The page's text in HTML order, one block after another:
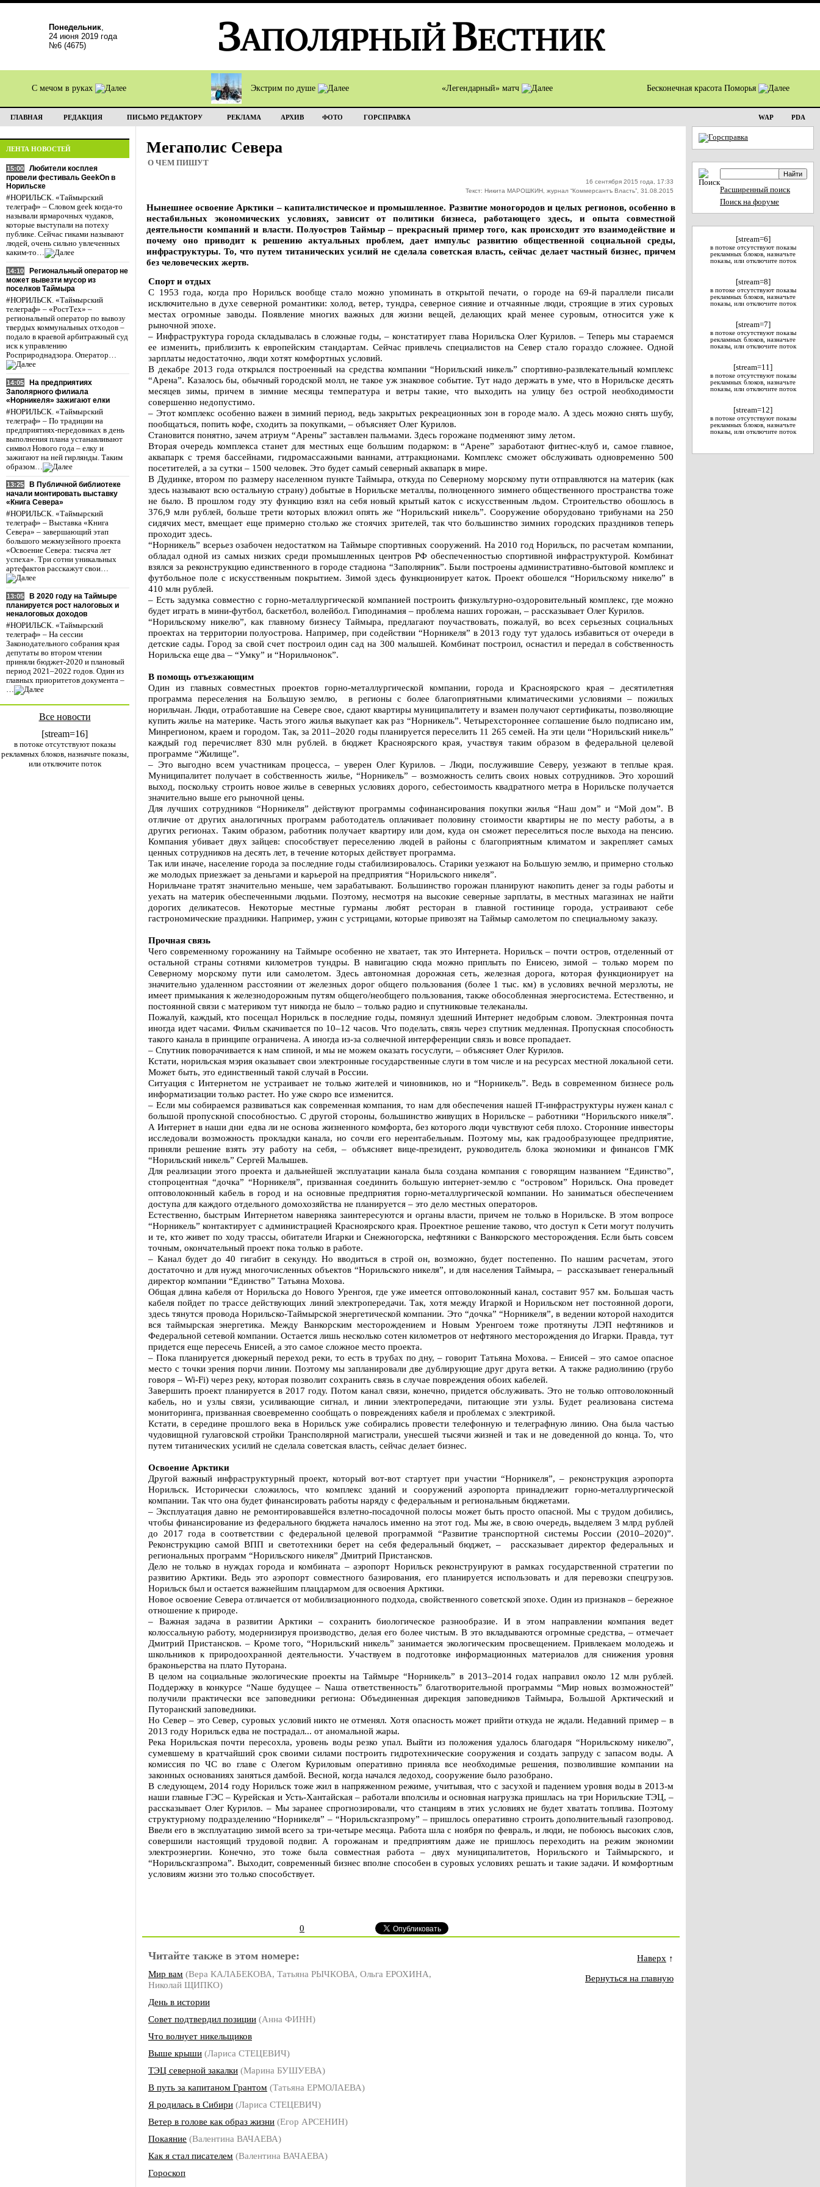
Понедельник,
24 июня 2019 года
№6 (4675)
С мечом в руках Экстрим по душе «Легендарный» матч Бесконечная красота Поморья
ГЛАВНАЯ РЕДАКЦИЯ ПИСЬМО РЕДАКТОРУ РЕКЛАМА АРХИВ ФОТО ГОРСПРАВКА WAP PDA
ЛЕНТА НОВОСТЕЙ
15:00
Любители косплея
провели фестиваль GeekOn в
Норильске
#НОРИЛЬСК. «Таймырский
телеграф» – Словом geek когда-то
называли ярмарочных чудаков,
которые выступали на потеху
публике. Сейчас гиками называют
людей, очень сильно увлеченных
каким-то…
14:10
Региональный оператор не
может вывезти мусор из
поселков Таймыра
#НОРИЛЬСК. «Таймырский
телеграф» – «РостТех» –
региональный оператор по вывозу
твердых коммунальных отходов –
подало в краевой арбитражный суд
иск к управлению
Росприроднадзора. Оператор…
14:05
На предприятиях
Заполярного филиала
«Норникеля» зажигают елки
#НОРИЛЬСК. «Таймырский
телеграф» – По традиции на
предприятиях-передовиках в день
выполнения плана устанавливают
символ Нового года – елку и
зажигают на ней гирлянды. Таким
образом…
13:25
В Публичной библиотеке
начали монтировать выставку
«Книга Севера»
#НОРИЛЬСК. «Таймырский
телеграф» – Выставка «Книга
Севера» – завершающий этап
большого межмузейного проекта
«Освоение Севера: тысяча лет
успеха». Три сотни уникальных
артефактов расскажут свои…
13:05
В 2020 году на Таймыре
планируется рост налоговых и
неналоговых доходов
#НОРИЛЬСК. «Таймырский
телеграф» – На сессии
Законодательного собрания края
депутаты во втором чтении
приняли бюджет-2020 и плановый
период 2021–2022 годов. Один из
главных приоритетов документа –
…
Все новости
[stream=16]
в потоке отсутствуют показы
рекламных блоков, назначьте показы,
или отключите поток
Мегаполис Севера
О ЧЕМ ПИШУТ
16 сентября 2015 года, 17:33
Текст: Никита МАРОШКИН, журнал “Коммерсантъ Власть”, 31.08.2015
Нынешнее освоение Арктики – капиталистическое и промышленное. Развитие моногородов и целых регионов, особенно в
нестабильных экономических условиях, зависит от политики бизнеса, работающего здесь, и опыта совместной
деятельности компаний и власти. Полуостров Таймыр – прекрасный пример того, как происходит это взаимодействие и
почему оно приводит к решению актуальных проблем, дает импульс развитию общественной социальной среды,
инфраструктуры. То, что путем титанических усилий не сделала советская власть, сейчас делает частный бизнес, причем
без человеческих жертв.
Спорт и отдых
С 1953 года, когда про Норильск вообще стало можно упоминать в открытой печати, о городе на 69-й параллели писали
исключительно в духе северной романтики: холод, ветер, тундра, северное сияние и отчаянные люди, строящие в этих суровых
местах огромные заводы. Появление многих важных для жизни вещей, делающих край менее суровым, относится уже к
рыночной эпохе.
– Инфраструктура города складывалась в сложные годы, – констатирует глава Норильска Олег Курилов. – Теперь мы стараемся
ее изменить, приблизить к европейским стандартам. Сейчас привлечь специалистов на Север стало гораздо сложнее. Одной
зарплаты недостаточно, люди хотят комфортных условий.
В декабре 2013 года открылся построенный на средства компании “Норильский никель” спортивно-развлекательный комплекс
“Арена”. Казалось бы, обычный городской молл, не такое уж знаковое событие. Тут надо держать в уме, что в Норильске десять
месяцев зимы, причем в зимние месяцы температура и ветры такие, что выходить на улицу без острой необходимости
совершенно недопустимо.
– Этот комплекс особенно важен в зимний период, ведь закрытых рекреационных зон в городе мало. А здесь можно снять шубу,
пообщаться, попить кофе, сходить за покупками, – объясняет Олег Курилов.
Становится понятно, зачем атриум “Арены” заставлен пальмами. Здесь горожане подменяют зиму летом.
Вторая очередь комплекса станет для местных еще большим подарком: в “Арене” заработают фитнес-клуб и, самое главное,
аквапарк с тремя бассейнами, гидромассажными ваннами, аттракционами. Комплекс сможет обслуживать одновременно 500
посетителей, а за сутки – 1500 человек. Это будет самый северный аквапарк в мире.
В Дудинке, втором по размеру населенном пункте Таймыра, откуда по Северному морскому пути отправляются на материк (как
здесь называют всю остальную страну) добытые в Норильске металлы, полноценного зимнего общественного пространства тоже
не было. В прошлом году эту функцию взял на себя новый крытый каток с искусственным льдом. Строительство обошлось в
376,9 млн рублей, больше трети которых вложил опять же “Норильский никель”. Сооружение оборудовано трибунами на 250
сидячих мест, вмещает еще примерно столько же стоячих зрителей, так что большинство зимних городских праздников теперь
проходит здесь.
“Норникель” всерьез озабочен недостатком на Таймыре спортивных сооружений. На 2010 год Норильск, по расчетам компании,
обладал одной из самых низких среди промышленных центров РФ обеспеченностью спортивной инфраструктурой. Комбинат
взялся за реконструкцию единственного в городе стадиона “Заполярник”. Были построены административно-бытовой комплекс и
футбольное поле с искусственным покрытием. Зимой здесь функционирует каток. Проект обошелся “Норильскому никелю” в
410 млн рублей.
– Есть задумка совместно с горно-металлургической компанией построить физкультурно-оздоровительный комплекс, где можно
будет играть в мини-футбол, баскетбол, волейбол. Гиподинамия – проблема наших горожан, – рассказывает Олег Курилов.
“Норильскому никелю”, как главному бизнесу Таймыра, предлагают поучаствовать, пожалуй, во всех серьезных социальных
проектах на территории полуострова. Например, при содействии “Норникеля” в 2013 году тут удалось избавиться от очереди в
детские сады. Город за свой счет построил один сад на 300 малышей. Комбинат построил, оснастил и передал в собственность
Норильска еще два – “Умку” и “Норильчонок”.
В помощь отъезжающим
Один из главных совместных проектов горно-металлургической компании, города и Красноярского края – десятилетняя
программа переселения на Большую землю, в регионы с более благоприятными климатическими условиями – пожилых
норильчан. Люди, отработавшие на Севере свое, сдают квартиры муниципалитету и взамен получают сертификаты, позволяющие
купить жилье на материке. Часть этого жилья выкупает как раз “Норникель”. Четырехстороннее соглашение было подписано им,
Минрегионом, краем и городом. Так, за 2011–2020 годы планируется переселить 11 265 семей. На эти цели “Норильский никель”
каждый год перечисляет 830 млн рублей. в бюджет Красноярского края, участвуя таким образом в федеральной целевой
программе “Жилище”.
– Это выгодно всем участникам процесса, – уверен Олег Курилов. – Люди, послужившие Северу, уезжают в теплые края.
Муниципалитет получает в собственность жилье, “Норникель” – возможность селить своих новых сотрудников. Это хороший
выход, поскольку строить новое жилье в северных условиях дорого, себестоимость квадратного метра в Норильске получается
значительно выше его рыночной цены.
Для лучших сотрудников “Норникеля” действуют программы софинансирования покупки жилья “Наш дом” и “Мой дом”. В
отличие от других аналогичных программ работодатель оплачивает половину стоимости квартиры не по месту работы, а в
других регионах. Таким образом, работник получает квартиру или дом, куда он сможет переселиться после выхода на пенсию.
Компания убивает двух зайцев: способствует переселению людей в районы с благоприятным климатом и закрепляет самых
ценных сотрудников на десять лет, в течение которых действует программа.
Так или иначе, население города за последние годы стабилизировалось. Старики уезжают на Большую землю, и примерно столько
же молодых приезжает за деньгами и карьерой на предприятия “Норильского никеля”.
Норильчане тратят значительно меньше, чем зарабатывают. Большинство горожан планируют накопить денег за годы работы и
уехать на материк обеспеченными людьми. Поэтому, несмотря на высокие северные зарплаты, в местных магазинах не найти
дорогих деликатесов. Некоторые местные гурманы любят ресторан в главной гостинице города, устраивают себе
гастрономические праздники. Например, ужин с устрицами, которые привозят на Таймыр самолетом по специальному заказу.
Прочная связь
Чего современному горожанину на Таймыре особенно не хватает, так это Интернета. Норильск – почти остров, отделенный от
остальной страны сотнями километров тундры. В навигацию сюда можно приплыть по Енисею, зимой – только морем по
Северному морскому пути или самолетом. Здесь автономная дорожная сеть, железная дорога, которая функционирует на
значительно удаленном расстоянии от железных дорог общего пользования (более 1 тыс. км) в условиях вечной мерзлоты, не
имеет примыкания к железнодорожным путям общего/необщего пользования, также обособленная энергосистема. Естественно, и
постоянной связи с материком тут никогда не было – только радио и спутниковые телеканалы.
Пожалуй, каждый, кто посещал Норильск в последние годы, помянул здешний Интернет недобрым словом. Электронная почта
иногда идет часами. Фильм скачивается по 10–12 часов. Что поделать, связь через спутник медленная. Пропускная способность
такого канала в принципе ограничена. А иногда из-за солнечной интерференции связь и вовсе пропадает.
– Спутник поворачивается к нам спиной, и мы не можем оказать госуслуги, – объясняет Олег Курилов.
Кстати, норильская мэрия оказывает свои электронные государственные слуги в том числе и на ресурсах местной локальной сети.
Может быть, это единственный такой случай в России.
Ситуация с Интернетом не устраивает не только жителей и чиновников, но и “Норникель”. Ведь в современном бизнесе роль
информатизации только растет. Но уже скоро все изменится.
– Если мы собираемся развиваться как современная компания, то нам для обеспечения нашей IT-инфраструктуры нужен канал с
большой пропускной способностью. С другой стороны, большинство живущих в Норильске – работники “Норильского никеля”.
А Интернет в наши дни едва ли не основа жизненного комфорта, без которого люди чувствуют себя плохо. Сторонние инвесторы
исследовали возможность прокладки канала, но сочли его нерентабельным. Поэтому мы, как градообразующее предприятие,
приняли решение взять эту работу на себя, – объясняет вице-президент, руководитель блока экономики и финансов ГМК
“Норильский никель” Сергей Малышев.
Для реализации этого проекта и дальнейшей эксплуатации канала была создана компания с говорящим названием “Единство”,
стопроцентная “дочка” “Норникеля”, призванная соединить большую интернет-землю с “островом” Норильск. Она проведет
оптоволоконный кабель в город и на основные предприятия горно-металлургической компании. Но заниматься обеспечением
доступа для каждого отдельного домохозяйства не планируется – это дело местных операторов.
Естественно, быстрым Интернетом наверняка заинтересуются и органы власти, причем не только в Норильске. В этом вопросе
“Норникель” контактирует с администрацией Красноярского края. Проектное решение таково, что доступ к Сети могут получить
и те, кто живет по ходу трассы, обитатели Игарки и Снежногорска, нефтяники с Ванкорского месторождения. Если быть совсем
точным, окончательный проект пока только в работе.
– Канал будет до 40 гигабит в секунду. Но вводиться в строй он, возможно, будет постепенно. По нашим расчетам, этого
достаточно и для нужд многочисленных объектов “Норильского никеля”, и для населения Таймыра, – рассказывает генеральный
директор компании “Единство” Татьяна Мохова.
Общая длина кабеля от Норильска до Нового Уренгоя, где уже имеется оптоволоконный канал, составит 957 км. Большая часть
кабеля пойдет по трассе действующих линий электропередачи. Так, хотя между Игаркой и Норильском нет постоянной дороги,
здесь тянутся провода Норильско-Таймырской энергетической компании. Это “дочка” “Норникеля”, в ведении которой находится
вся таймырская энергетика. Между Ванкорским месторождением и Новым Уренгоем тоже протянуты ЛЭП нефтяников и
Федеральной сетевой компании. Остается лишь несколько сотен километров от нефтяного месторождения до Игарки. Правда, тут
придется еще пересечь Енисей, а это самое сложное место проекта.
– Пока планируется дюкерный переход реки, то есть в трубах по дну, – говорит Татьяна Мохова. – Енисей – это самое опасное
место с точки зрения порчи линии. Поэтому мы запланировали две дублирующие друг друга ветки. А также радиолинию (грубо
говоря – Wi-Fi) через реку, которая позволит сохранить связь в случае повреждения обоих кабелей.
Завершить проект планируется в 2017 году. Потом канал связи, конечно, придется обслуживать. Это не только оптоволоконный
кабель, но и узлы связи, усиливающие сигнал, и линии электропередачи, питающие эти узлы. Будет реализована система
мониторинга, призванная своевременно сообщать о повреждениях кабеля и проблемах с электрикой.
Кстати, в середине прошлого века в Норильск уже собирались провести телефонную и телеграфную линию. Она была частью
чудовищной гулаговской стройки Трансполярной магистрали, унесшей тысячи жизней и так и не доведенной до конца. То, что
путем титанических усилий не сделала советская власть, сейчас делает бизнес.
Освоение Арктики
Другой важный инфраструктурный проект, который вот-вот стартует при участии “Норникеля”, – реконструкция аэропорта
Норильск. Исторически сложилось, что комплекс зданий и сооружений аэропорта принадлежит горно-металлургической
компании. Так что она будет финансировать работы наряду с федеральным и региональным бюджетами.
– Эксплуатация давно не ремонтировавшейся взлетно-посадочной полосы может быть просто опасной. Мы с трудом добились,
чтобы финансирование из федерального бюджета началось именно на этот год. Мы же, в свою очередь, выделяем 3 млрд рублей
до 2017 года в соответствии с федеральной целевой программой “Развитие транспортной системы России (2010–2020)”.
Реконструкцию самой ВПП и светотехники берет на себя федеральный бюджет, – рассказывает директор федеральных и
региональных программ “Норильского никеля” Дмитрий Пристансков.
Дело не только в нуждах города и комбината – аэропорт Норильск реконструируют в рамках государственной стратегии по
развитию Арктики. Ведь это аэропорт совместного базирования, его планируется использовать и для перевозки спецгрузов.
Норильск был и остается важнейшим плацдармом для освоения Арктики.
Новое освоение Севера отличается от мобилизационного подхода, свойственного советской эпохе. Один из признаков – бережное
отношение к природе.
– Важная задача в развитии Арктики – сохранить биологическое разнообразие. И в этом направлении компания ведет
колоссальную работу, модернизируя производство, делая его более чистым. В это вкладываются огромные средства, – отмечает
Дмитрий Пристансков. – Кроме того, “Норильский никель” занимается экологическим просвещением. Привлекаем молодежь и
школьников к природоохранной деятельности. Участвуем в подготовке информационных материалов для снижения уровня
браконьерства на плато Путорана.
В целом на социальные экологические проекты на Таймыре “Норникель” в 2013–2014 годах направил около 12 млн рублей.
Поддержку в конкурсе “Nаше будущее – Nаша ответственность” благотворительной программы “Мир новых возможностей”
получили практически все заповедники региона: Объединенная дирекция заповедников Таймыра, Большой Арктический и
Путоранский заповедники.
Но Север – это Север, суровых условий никто не отменял. Хотя опасность может прийти откуда не ждали. Недавний пример – в
2013 году Норильск едва не пострадал... от аномальной жары.
Река Норильская почти пересохла, уровень воды резко упал. Выйти из положения удалось благодаря “Норильскому никелю”,
сумевшему в кратчайший срок своими силами построить гидротехнические сооружения и создать запруду с запасом воды. А
комиссия по ЧС во главе с Олегом Куриловым оперативно приняла все необходимые решения, позволившие компании на
законных основаниях заняться дамбой. Весной, когда начался ледоход, сооружение было разобрано.
В следующем, 2014 году Норильск тоже жил в напряженном режиме, учитывая, что с засухой и падением уровня воды в 2013-м
наши главные ГЭС – Курейская и Усть-Хантайская – работали вполсилы и основная нагрузка пришлась на три Норильские ТЭЦ, –
рассказывает Олег Курилов. – Мы заранее спрогнозировали, что станциям в этих условиях не будет хватать топлива. Поэтому
структурному подразделению “Норникеля” – “Норильскгазпрому” – пришлось оперативно строить дополнительный газопровод.
Ввели его в эксплуатацию зимой всего за три-четыре месяца. Работа шла с ноября по февраль, и люди, не побоюсь высоких слов,
совершили настоящий трудовой подвиг. А горожанам и предприятиям даже не пришлось переходить на режим экономии
электроэнергии. Конечно, это тоже была совместная работа – двух муниципалитетов, Норильского и Таймырского, и
“Норильскгазпрома”. Выходит, современный бизнес вполне способен в суровых условиях решать и такие задачи. И комфортным
условиям жизни это только способствует.
0
Читайте также в этом номере:
Мир вам (Вера КАЛАБЕКОВА, Татьяна РЫЧКОВА, Ольга ЕРОХИНА,
Николай ЩИПКО)
День в истории
Совет подтвердил позиции (Анна ФИНН)
Что волнует никельщиков
Выше крыши (Лариса СТЕЦЕВИЧ)
ТЭЦ северной закалки (Марина БУШУЕВА)
В путь за капитаном Грантом (Татьяна ЕРМОЛАЕВА)
Я родилась в Сибири (Лариса СТЕЦЕВИЧ)
Ветер в голове как образ жизни (Егор АРСЕНИН)
Покаяние (Валентина ВАЧАЕВА)
Как я стал писателем (Валентина ВАЧАЕВА)
Гороскоп
Наверх ↑
Вернуться на главную
Расширенный поиск
Поиск на форуме
[stream=6]
в потоке отсутствуют показы
рекламных блоков, назначьте
показы, или отключите поток
[stream=8]
в потоке отсутствуют показы
рекламных блоков, назначьте
показы, или отключите поток
[stream=7]
в потоке отсутствуют показы
рекламных блоков, назначьте
показы, или отключите поток
[stream=11]
в потоке отсутствуют показы
рекламных блоков, назначьте
показы, или отключите поток
[stream=12]
в потоке отсутствуют показы
рекламных блоков, назначьте
показы, или отключите поток